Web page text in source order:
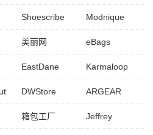
Shoescribe Modnique
美丽网 eBags
EastDane Karmaloop
DWStore ARGEAR
箱包工厂 Jeffrey